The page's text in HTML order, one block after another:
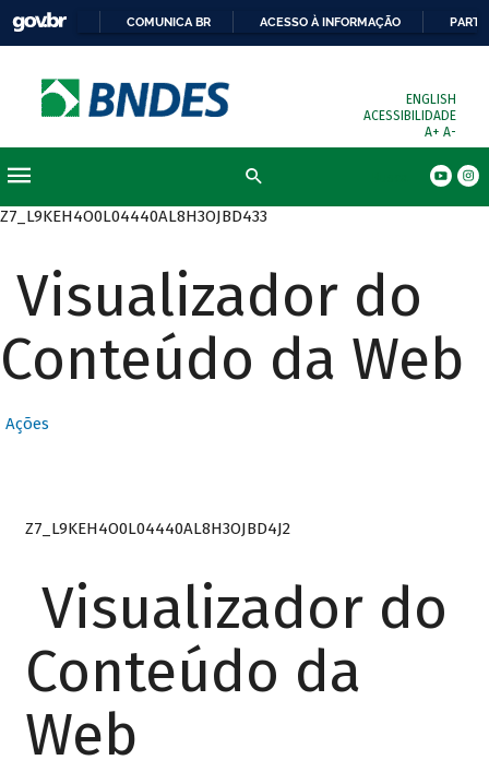
COMUNICA BR ACESSO À INFORMAÇÃO
ENGLISH
ACESSIBILIDADE
A+ A-
Z7_L9KEH4O0L04440AL8H3OJBD433
Visualizador do
Conteúdo da Web
Ações
Z7_L9KEH4O0L04440AL8H3OJBD4J2
Visualizador do
Conteúdo da
Web